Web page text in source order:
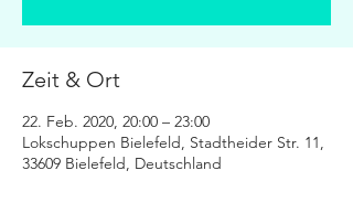
Zeit & Ort
22. Feb. 2020, 20:00 – 23:00
Lokschuppen Bielefeld, Stadtheider Str. 11,
33609 Bielefeld, Deutschland